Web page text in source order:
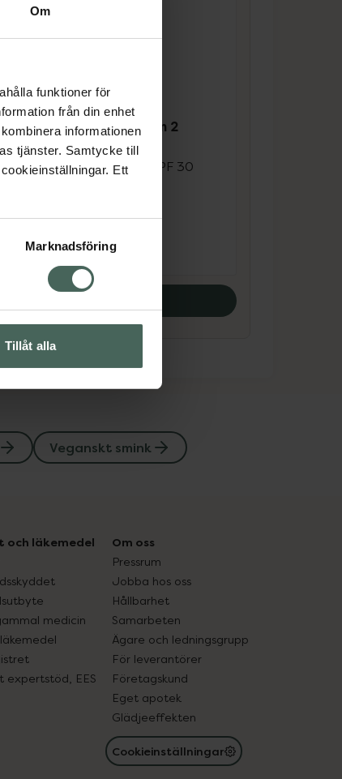
Om
funktioner för
från din enhet
informationen
tjänster. Samtycke till
Ett
Marknadsföring
Tillåt alla
4.7 av 5 i omdöme
Lumene CC Cream 2
Medium SPF 20
Foundation med SPF 30
Pris online
184 kr
Veganskt smink
och läkemedel
medicin
expertstöd, EES
Om oss
Pressrum
Jobba hos oss
Hållbarhet
Samarbeten
Ägare och ledningsgrupp
För leverantörer
Företagskund
Eget apotek
Glädjeeffekten
Cookieinställningar